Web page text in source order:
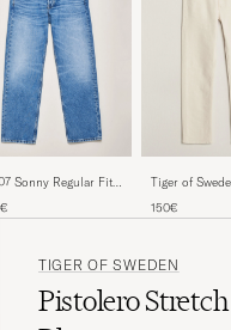
Sonny Regular Fit
Tiger of
150€
TIGER OF SWEDEN
Pistolero